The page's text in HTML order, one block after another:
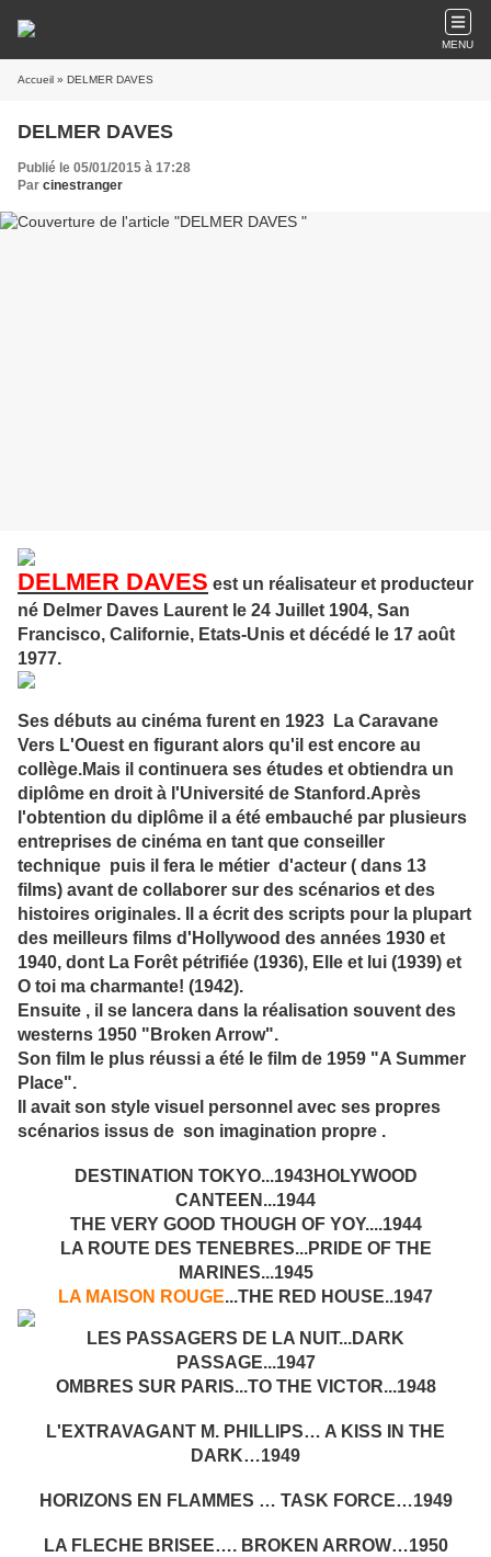
MENU
Accueil » DELMER DAVES
DELMER DAVES
Publié le 05/01/2015 à 17:28
Par cinestranger
DELMER DAVES est un réalisateur et producteur
né Delmer Daves Laurent le 24 Juillet 1904, San
Francisco, Californie, Etats-Unis et décédé le 17 août
1977.
Ses débuts au cinéma furent en 1923 La Caravane
Vers L'Ouest en figurant alors qu'il est encore au
collège.Mais il continuera ses études et obtiendra un
diplôme en droit à l'Université de Stanford.Après
l'obtention du diplôme il a été embauché par plusieurs
entreprises de cinéma en tant que conseiller
technique puis il fera le métier d'acteur ( dans 13
films) avant de collaborer sur des scénarios et des
histoires originales. Il a écrit des scripts pour la plupart
des meilleurs films d'Hollywood des années 1930 et
1940, dont La Forêt pétrifiée (1936), Elle et lui (1939) et
O toi ma charmante! (1942).
Ensuite , il se lancera dans la réalisation souvent des
westerns 1950 "Broken Arrow".
Son film le plus réussi a été le film de 1959 "A Summer
Place".
Il avait son style visuel personnel avec ses propres
scénarios issus de son imagination propre .
DESTINATION TOKYO...1943HOLYWOOD
CANTEEN...1944
THE VERY GOOD THOUGH OF YOY....1944
LA ROUTE DES TENEBRES...PRIDE OF THE
MARINES...1945
LA MAISON ROUGE...THE RED HOUSE..1947
LES PASSAGERS DE LA NUIT...DARK
PASSAGE...1947
OMBRES SUR PARIS...TO THE VICTOR...1948
L'EXTRAVAGANT M. PHILLIPS… A KISS IN THE
DARK…1949
HORIZONS EN FLAMMES … TASK FORCE…1949
LA FLECHE BRISEE…. BROKEN ARROW…1950